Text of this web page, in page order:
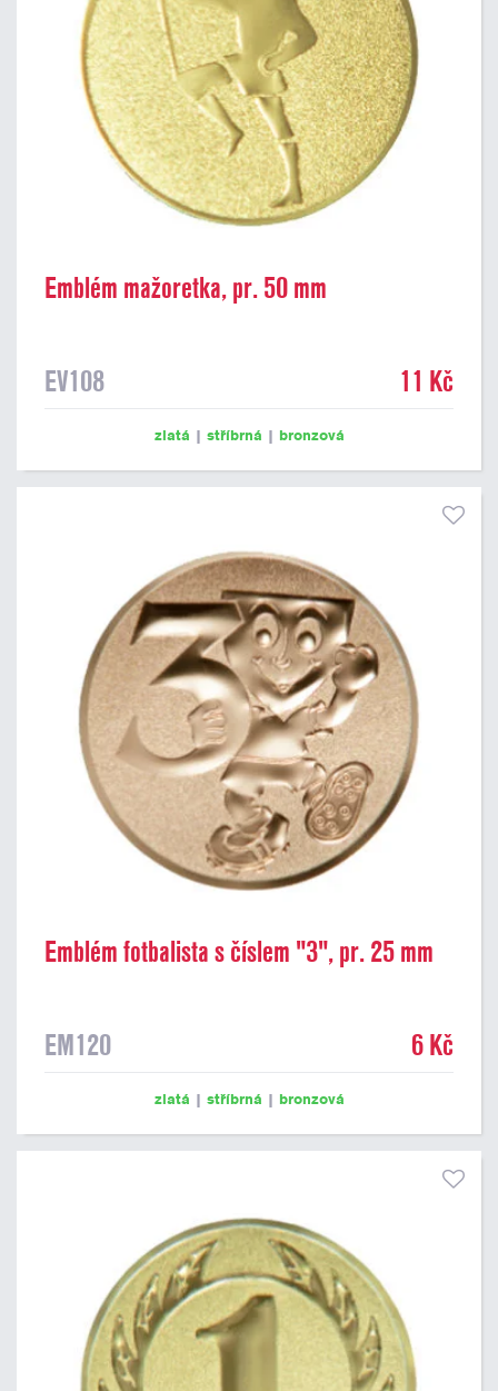
Emblém mažoretka, pr. 50 mm
EV108 11 Kč
zlatá | stříbrná | bronzová
Emblém fotbalista s číslem "3", pr. 25 mm
EM120 6 Kč
zlatá | stříbrná | bronzová